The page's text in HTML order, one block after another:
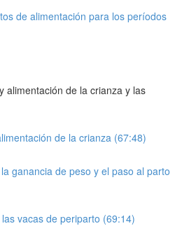
de alimentación para los períodos
alimentación de la crianza y las
de la crianza (67:48)
ganancia de peso y el paso al parto
vacas de periparto (69:14)